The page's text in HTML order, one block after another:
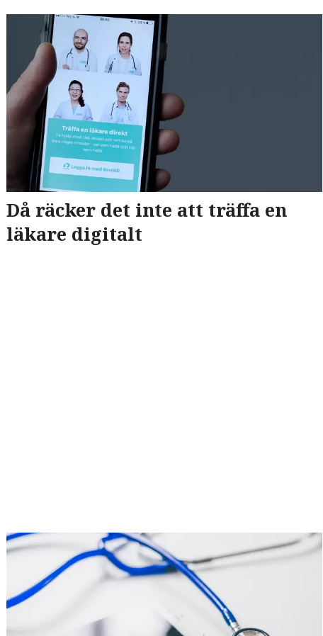
Då räcker det inte att träffa en
läkare digitalt